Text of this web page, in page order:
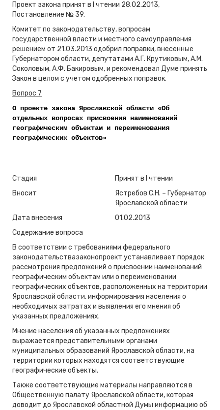
Проект закона принят в I чтении 28.02.2013,
Постановление № 39.
Комитет по законодательству, вопросам
государственной власти и местного самоуправления
решением от 21.03.2013 одобрил поправки, внесенные
Губернатором области, депутатами А.Г. Крутиковым, А.М.
Соколовым, А.Ф. Бакировым, и рекомендовал Думе принять
Закон в целом с учетом одобренных поправок.
Вопрос 7
О проекте закона Ярославской области «Об
отдельных вопросах присвоения наименований
географическим объектам и переименования
географических объектов»
Стадия
Принят в I чтении
Вносит
Ястребов С.Н. – Губернатор
Ярославской области
Дата внесения
01.02.2013
Содержание вопроса
В соответствии с требованиями федерального
законодательствазаконопроект устанавливает порядок
рассмотрения предложений о присвоении наименований
географическим объектам или о переименовании
географических объектов, расположенных на территории
Ярославской области, информирования населения о
необходимых затратах и выявления его мнения об
указанных предложениях.
Мнение населения об указанных предложениях
выражается представительными органами
муниципальных образований Ярославской области, на
территории которых находятся соответствующие
географические объекты.
Также соответствующие материалы направляются в
Общественную палату Ярославской области, которая
доводит до Ярославской областной Думы информацию об